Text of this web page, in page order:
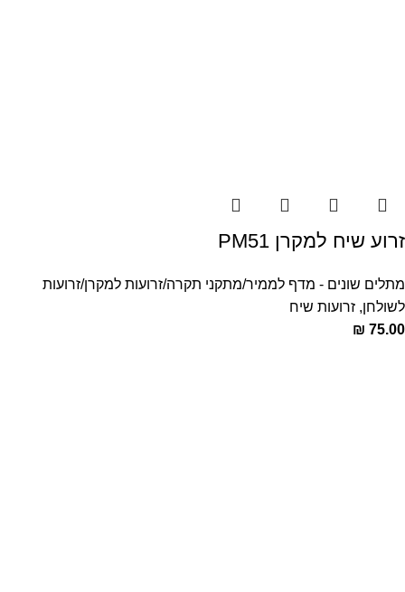
זרוע שיח למקרן PM51
מתלים שונים - מדף לממיר/מתקני תקרה/זרועות למקרן/זרועות
לשולחן, זרועות שיח
₪ 75.00